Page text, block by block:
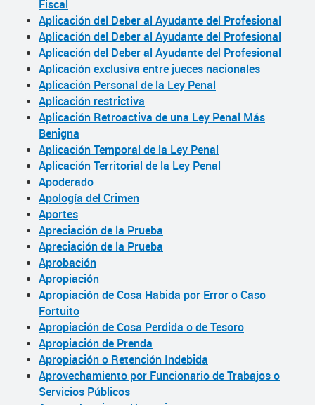
Fiscal
Aplicación del Deber al Ayudante del Profesional
Aplicación del Deber al Ayudante del Profesional
Aplicación del Deber al Ayudante del Profesional
Aplicación exclusiva entre jueces nacionales
Aplicación Personal de la Ley Penal
Aplicación restrictiva
Aplicación Retroactiva de una Ley Penal Más
Benigna
Aplicación Temporal de la Ley Penal
Aplicación Territorial de la Ley Penal
Apoderado
Apología del Crimen
Aportes
Apreciación de la Prueba
Apreciación de la Prueba
Aprobación
Apropiación
Apropiación de Cosa Habida por Error o Caso
Fortuito
Apropiación de Cosa Perdida o de Tesoro
Apropiación de Prenda
Apropiación o Retención Indebida
Aprovechamiento por Funcionario de Trabajos o
Servicios Públicos